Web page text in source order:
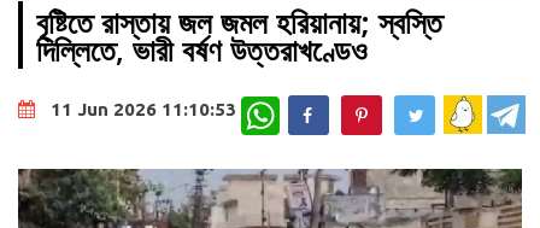
বৃষ্টিতে রাস্তায় জল জমল হরিয়ানায়; স্বস্তি
দিল্লিতে, ভারী বর্ষণ উত্তরাখণ্ডেও
11 Jun 2026 11:10:53 WhatsApp